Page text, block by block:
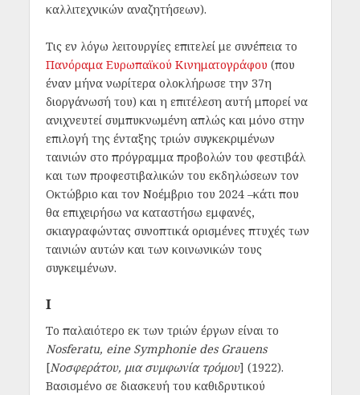
καλλιτεχνικών αναζητήσεων).
Τις εν λόγω λειτουργίες επιτελεί με συνέπεια το
Πανόραμα Ευρωπαϊκού Κινηματογράφου (που
έναν μήνα νωρίτερα ολοκλήρωσε την 37η
διοργάνωσή του) και η επιτέλεση αυτή μπορεί να
ανιχνευτεί συμπυκνωμένη απλώς και μόνο στην
επιλογή της ένταξης τριών συγκεκριμένων
ταινιών στο πρόγραμμα προβολών του φεστιβάλ
και των προφεστιβαλικών του εκδηλώσεων τον
Οκτώβριο και τον Νοέμβριο του 2024 –κάτι που
θα επιχειρήσω να καταστήσω εμφανές,
σκιαγραφώντας συνοπτικά ορισμένες πτυχές των
ταινιών αυτών και των κοινωνικών τους
συγκειμένων.
I
Το παλαιότερο εκ των τριών έργων είναι το
Nosferatu, eine Symphonie des Grauens
[Νοσφεράτου, μια συμφωνία τρόμου] (1922).
Βασισμένο σε διασκευή του καθιδρυτικού